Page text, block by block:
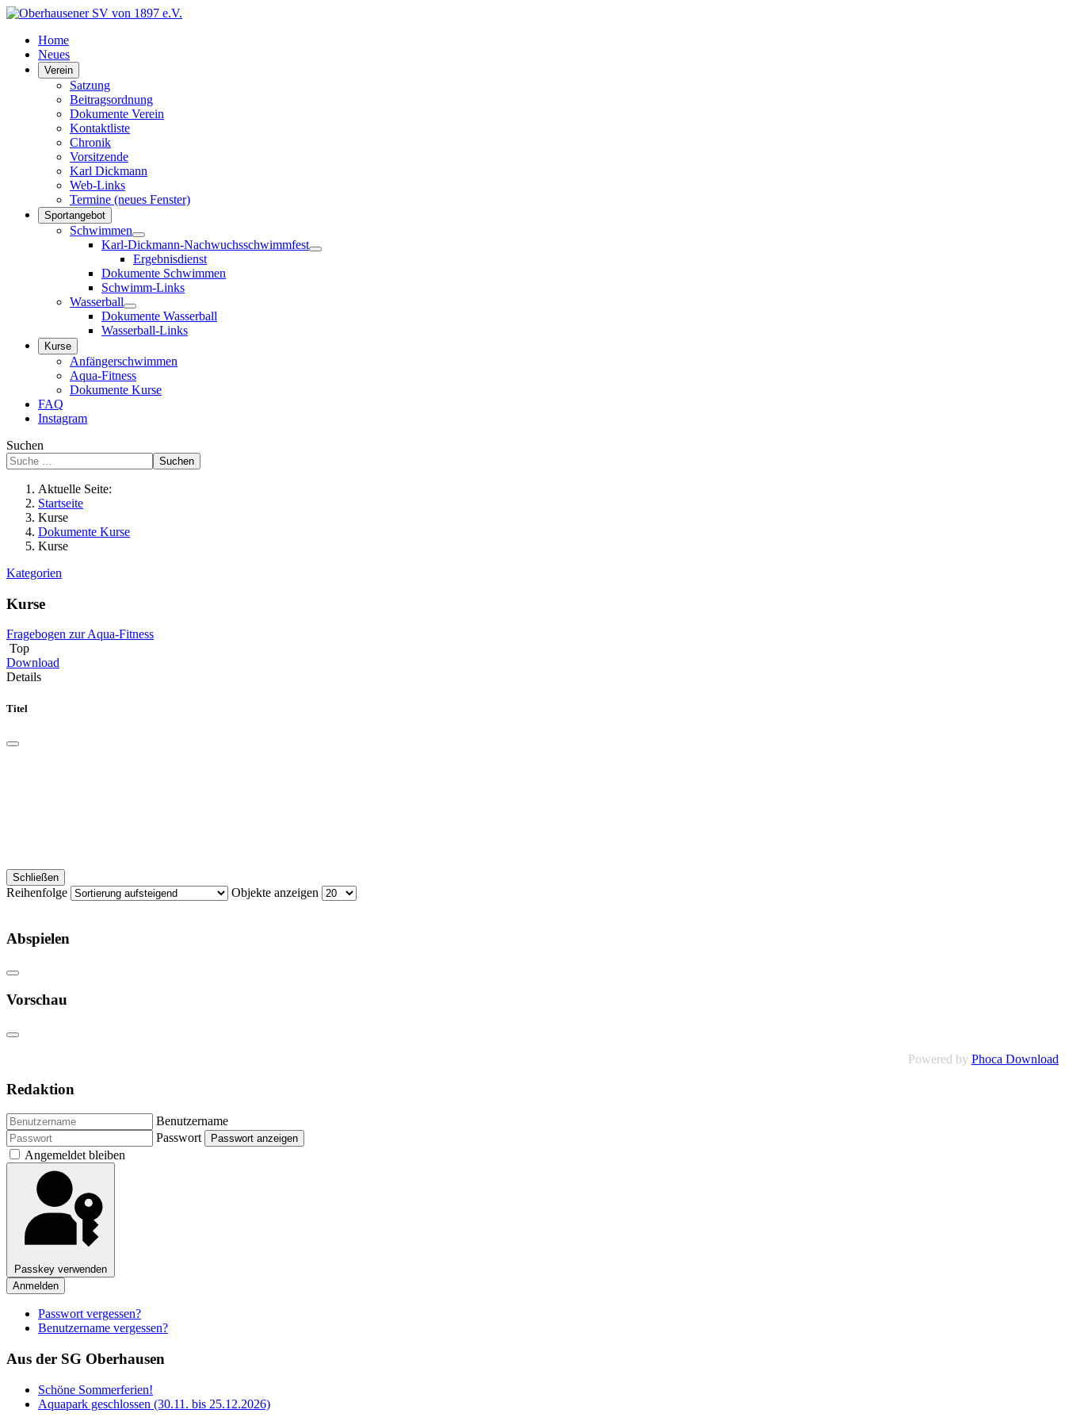
Home
Neues
Verein
Satzung
Beitragsordnung
Dokumente Verein
Kontaktliste
Chronik
Vorsitzende
Karl Dickmann
Web-Links
Termine (neues Fenster)
Sportangebot
Schwimmen
Karl-Dickmann-Nachwuchsschwimmfest
Ergebnisdienst
Dokumente Schwimmen
Schwimm-Links
Wasserball
Dokumente Wasserball
Wasserball-Links
Kurse
Anfängerschwimmen
Aqua-Fitness
Dokumente Kurse
FAQ
Instagram
Suchen
Suchen
Aktuelle Seite:
Startseite
Kurse
Dokumente Kurse
Kurse
Kategorien
Kurse
Fragebogen zur Aqua-Fitness
Top
Download
Details
Titel
Schließen
Reihenfolge Objekte anzeigen
Abspielen
Vorschau
Powered by Phoca Download
Redaktion
Benutzername
Passwort
Passwort anzeigen
Angemeldet bleiben
Passkey verwenden
Anmelden
Passwort vergessen?
Benutzername vergessen?
Aus der SG Oberhausen
Schöne Sommerferien!
Aquapark geschlossen (30.11. bis 25.12.2026)